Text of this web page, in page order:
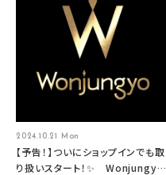
2024.10.21 Mon
【予告！】ついにショップインでも取
り扱いスタート！✨ Wonjungyo